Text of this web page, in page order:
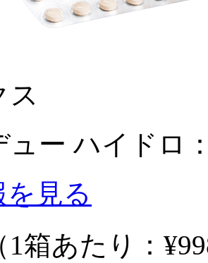
ス
ュー ハイドロ
見る
1箱あたり：